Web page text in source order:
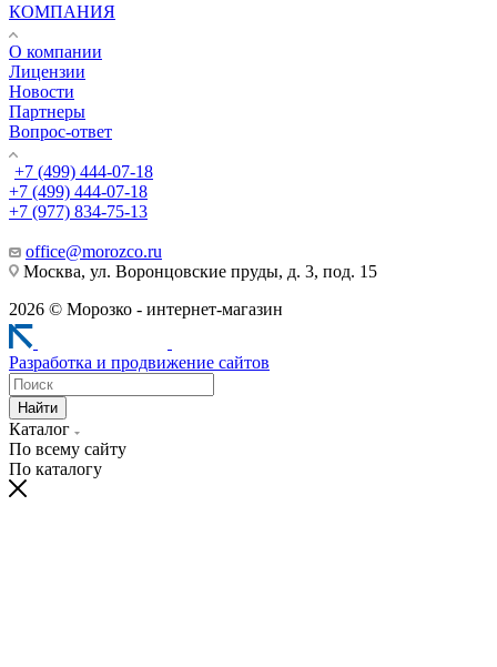
КОМПАНИЯ
О компании
Лицензии
Новости
Партнеры
Вопрос-ответ
+7 (499) 444-07-18
+7 (499) 444-07-18
+7 (977) 834-75-13
office@morozco.ru
Москва, ул. Воронцовские пруды, д. 3, под. 15
2026 © Морозко - интернет-магазин
Разработка и продвижение сайтов
Найти
Каталог
По всему сайту
По каталогу